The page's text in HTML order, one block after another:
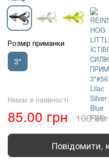
Розмір приманки
3"
Немає в наявності
85.00 грн 100.00
Повідомити,